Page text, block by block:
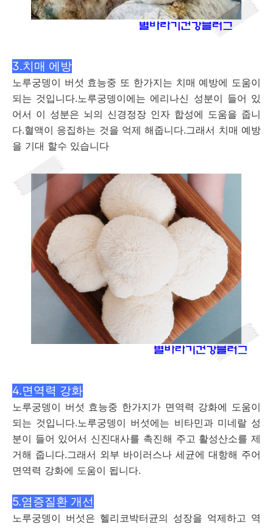
3.치매 에방
노루궁뎅이 버섯 효능중 또 한가지는 치매 예방에 도움이
되는 것입니다.노루궁뎅이에는 에리나신 성분이 들어 있
어서 이 성분은 뇌의 신경정장 인자 합성에 도움을 줍니
다.혈액이 응집하는 것을 억제 해줍니다.그래서 치매 예방
을 기대 할수 있습니다
4.면역력 강화
노루궁뎅이 버섯 효능중 한가지가 면역력 강화에 도움이
되는 것입니다.노루궁뎅이 버섯에는 비타민과 미네랄 성
분이 들어 있어서 신진대사를 촉진해 주고 활성산소를 제
거해 줍니다.그래서 외부 바이러스나 세균에 대항해 주어
면역력 강화에 도움이 됩니다.
5.염증질환 개선
노루궁뎅이 버섯은 헬리코박터균의 성장을 억제하고 역